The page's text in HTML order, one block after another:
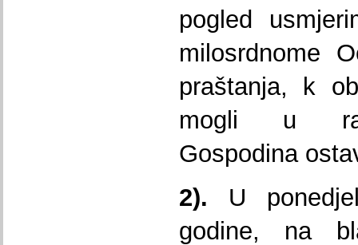
pogled
milosrdnome
praštanja, k
mogli u
Gospodina
2). U
godine, na